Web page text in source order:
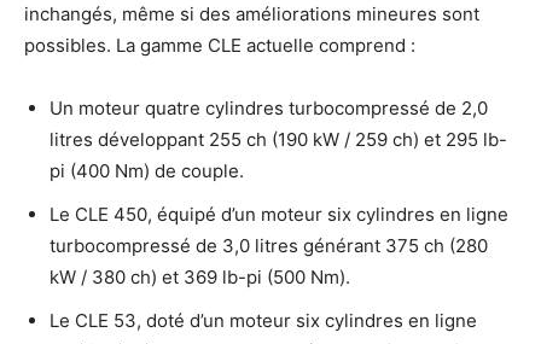
inchangés, même si des améliorations mineures sont
possibles. La gamme CLE actuelle comprend :
Un moteur quatre cylindres turbocompressé de 2,0
litres développant 255 ch (190 kW / 259 ch) et 295 lb-
pi (400 Nm) de couple.
Le CLE 450, équipé d’un moteur six cylindres en ligne
turbocompressé de 3,0 litres générant 375 ch (280
kW / 380 ch) et 369 lb-pi (500 Nm).
Le CLE 53, doté d’un moteur six cylindres en ligne